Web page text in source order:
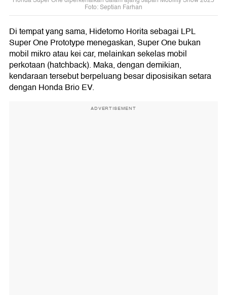
Foto: Septian Farhan
Di tempat yang sama, Hidetomo Horita sebagai LPL
Super One Prototype menegaskan, Super One bukan
mobil mikro atau kei car, melainkan sekelas mobil
perkotaan (hatchback). Maka, dengan demikian,
kendaraan tersebut berpeluang besar diposisikan setara
dengan Honda Brio EV.
ADVERTISEMENT